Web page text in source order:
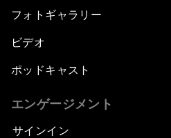
フォトギャラリー
ビデオ
ポッドキャスト
エンゲージメント
サインイン